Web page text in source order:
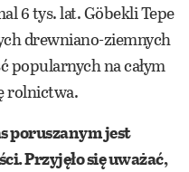
6 tys. lat. Göbekli Tepe
drewniano-ziemnych
na całym
rolnictwa.
poruszanym jest
Przyjęło się uważać,